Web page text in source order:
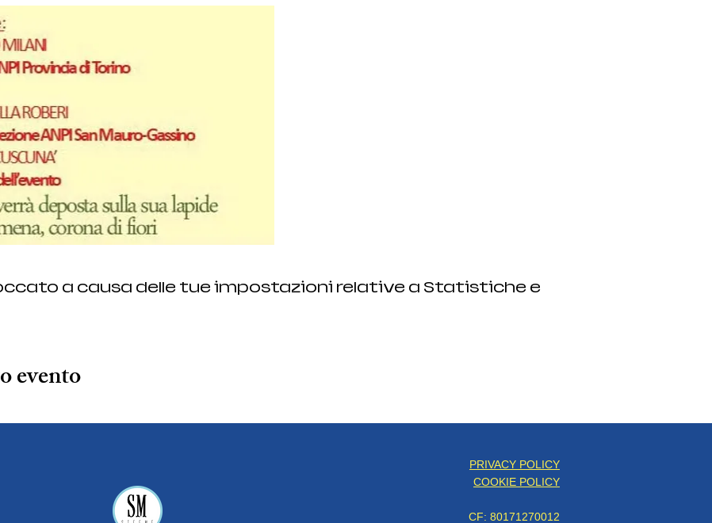
a causa delle tue impostazioni relative a Statistiche e
evento
PRIVACY POLICY
COOKIE POLICY
CF: 80171270012